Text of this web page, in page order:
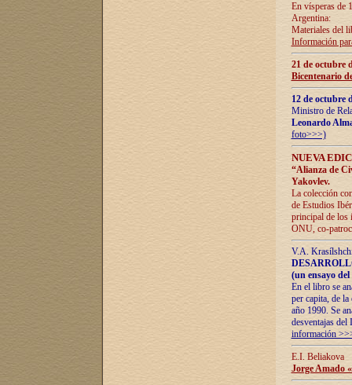
En vísperas de
Argentina:
Materiales del
Información
21 de octubre
Bicentenario
12 de octubre
Ministro de
Leonardo
foto>>>)
NUEVA
“Alianza de
Yakovlev.
La colección
de Estudios
principal de los
ONU, co-
V.A.
(un ensayo
En el libro se
per capita, de
año 1990. Se
desventajas
información
E.I. Beliakova
Jorge Amado